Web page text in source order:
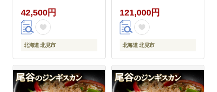
42,500円
北海道 北見市
121,000円
北海道 北見市